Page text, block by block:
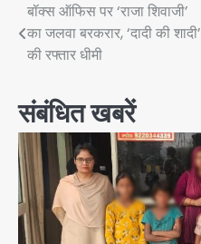
Post
navigation
बॉक्स ऑफिस पर ‘राजा शिवाजी’
का जलवा बरकरार, ‘दादी की शादी’
की रफ्तार धीमी
संबंधित खबरें